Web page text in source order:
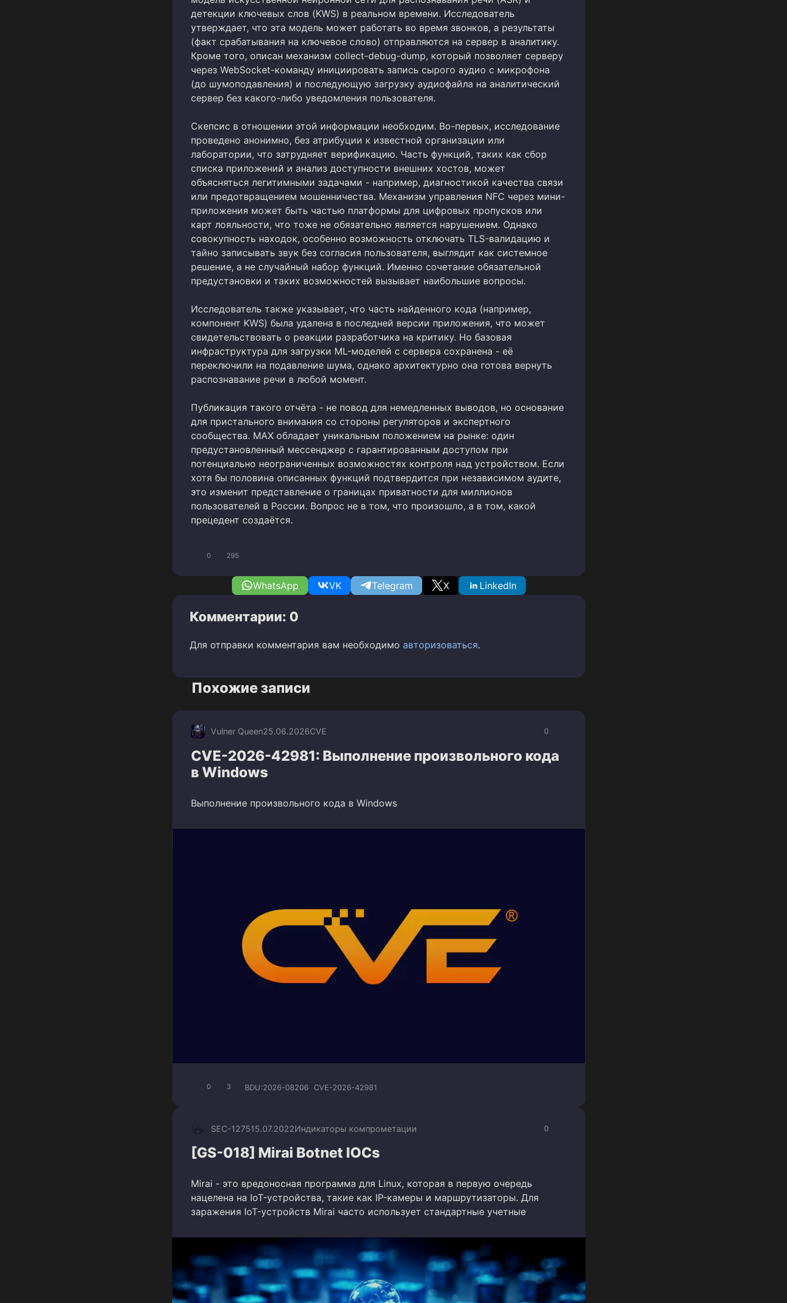
детекции ключевых слов (KWS) в реальном времени. Исследователь
утверждает, что эта модель может работать во время звонков, а результаты
(факт срабатывания на ключевое слово) отправляются на сервер в аналитику.
Кроме того, описан механизм collect-debug-dump, который позволяет серверу
через WebSocket-команду инициировать запись сырого аудио с микрофона
(до шумоподавления) и последующую загрузку аудиофайла на аналитический
сервер без какого-либо уведомления пользователя.
Скепсис в отношении этой информации необходим. Во-первых, исследование
проведено анонимно, без атрибуции к известной организации или
лаборатории, что затрудняет верификацию. Часть функций, таких как сбор
списка приложений и анализ доступности внешних хостов, может
объясняться легитимными задачами - например, диагностикой качества связи
или предотвращением мошенничества. Механизм управления NFC через мини-
приложения может быть частью платформы для цифровых пропусков или
карт лояльности, что тоже не обязательно является нарушением. Однако
совокупность находок, особенно возможность отключать TLS-валидацию и
тайно записывать звук без согласия пользователя, выглядит как системное
решение, а не случайный набор функций. Именно сочетание обязательной
предустановки и таких возможностей вызывает наибольшие вопросы.
Исследователь также указывает, что часть найденного кода (например,
компонент KWS) была удалена в последней версии приложения, что может
свидетельствовать о реакции разработчика на критику. Но базовая
инфраструктура для загрузки ML-моделей с сервера сохранена - её
переключили на подавление шума, однако архитектурно она готова вернуть
распознавание речи в любой момент.
Публикация такого отчёта - не повод для немедленных выводов, но основание
для пристального внимания со стороны регуляторов и экспертного
сообщества. MAX обладает уникальным положением на рынке: один
предустановленный мессенджер с гарантированным доступом при
потенциально неограниченных возможностях контроля над устройством. Если
хотя бы половина описанных функций подтвердится при независимом аудите,
это изменит представление о границах приватности для миллионов
пользователей в России. Вопрос не в том, что произошло, а в том, какой
прецедент создаётся.
0 295
WhatsApp VK Telegram X LinkedIn
Комментарии: 0
Для отправки комментария вам необходимо авторизоваться.
Похожие записи
0
Vulner Queen25.06.2026CVE
CVE-2026-42981: Выполнение произвольного кода
в Windows
Выполнение произвольного кода в Windows
0 3 BDU:2026-08206 CVE-2026-42981
0
SEC-127515.07.2022Индикаторы компрометации
[GS-018] Mirai Botnet IOCs
Mirai - это вредоносная программа для Linux, которая в первую очередь
нацелена на IoT-устройства, такие как IP-камеры и маршрутизаторы. Для
заражения IoT-устройств Mirai часто использует стандартные учетные